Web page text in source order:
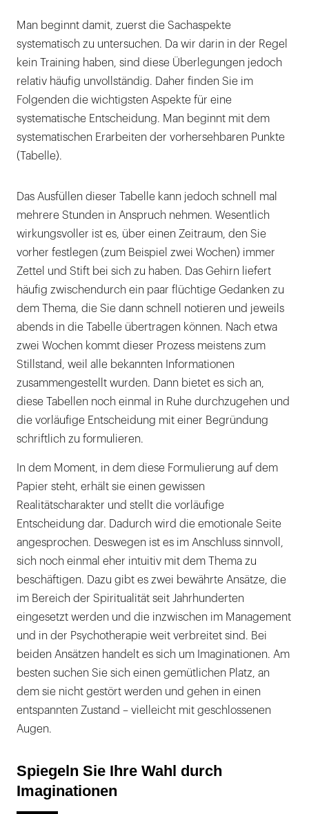
Man beginnt damit, zuerst die Sachaspekte
systematisch zu untersuchen. Da wir darin in der Regel
kein Training haben, sind diese Überlegungen jedoch
relativ häufig unvollständig. Daher finden Sie im
Folgenden die wichtigsten Aspekte für eine
systematische Entscheidung. Man beginnt mit dem
systematischen Erarbeiten der vorhersehbaren Punkte
(Tabelle).
Das Ausfüllen dieser Tabelle kann jedoch schnell mal
mehrere Stunden in Anspruch nehmen. Wesentlich
wirkungsvoller ist es, über einen Zeitraum, den Sie
vorher festlegen (zum Beispiel zwei Wochen) immer
Zettel und Stift bei sich zu haben. Das Gehirn liefert
häufig zwischendurch ein paar flüchtige Gedanken zu
dem Thema, die Sie dann schnell notieren und jeweils
abends in die Tabelle übertragen können. Nach etwa
zwei Wochen kommt dieser Prozess meistens zum
Stillstand, weil alle bekannten Informationen
zusammengestellt wurden. Dann bietet es sich an,
diese Tabellen noch einmal in Ruhe durchzugehen und
die vorläufige Entscheidung mit einer Begründung
schriftlich zu formulieren.
In dem Moment, in dem diese Formulierung auf dem
Papier steht, erhält sie einen gewissen
Realitätscharakter und stellt die vorläufige
Entscheidung dar. Dadurch wird die emotionale Seite
angesprochen. Deswegen ist es im Anschluss sinnvoll,
sich noch einmal eher intuitiv mit dem Thema zu
beschäftigen. Dazu gibt es zwei bewährte Ansätze, die
im Bereich der Spiritualität seit Jahrhunderten
eingesetzt werden und die inzwischen im Management
und in der Psychotherapie weit verbreitet sind. Bei
beiden Ansätzen handelt es sich um Imaginationen. Am
besten suchen Sie sich einen gemütlichen Platz, an
dem sie nicht gestört werden und gehen in einen
entspannten Zustand – vielleicht mit geschlossenen
Augen.
Spiegeln Sie Ihre Wahl durch
Imaginationen